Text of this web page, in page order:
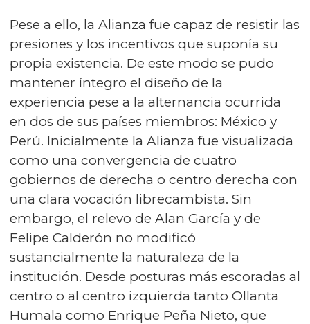
Pese a ello, la Alianza fue capaz de resistir las
presiones y los incentivos que suponía su
propia existencia. De este modo se pudo
mantener íntegro el diseño de la
experiencia pese a la alternancia ocurrida
en dos de sus países miembros: México y
Perú. Inicialmente la Alianza fue visualizada
como una convergencia de cuatro
gobiernos de derecha o centro derecha con
una clara vocación librecambista. Sin
embargo, el relevo de Alan García y de
Felipe Calderón no modificó
sustancialmente la naturaleza de la
institución. Desde posturas más escoradas al
centro o al centro izquierda tanto Ollanta
Humala como Enrique Peña Nieto, que